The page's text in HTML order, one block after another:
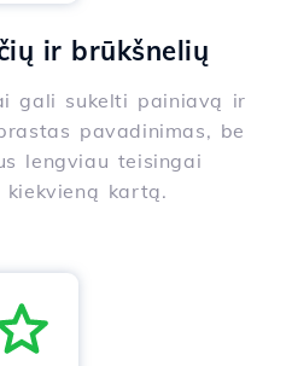
ir brūkšnelių
gali sukelti painiavą ir
pavadinimas, be
lengviau teisingai
kiekvieną kartą.